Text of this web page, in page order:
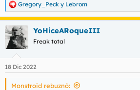
R
e
a
c
c
e
s
Gregory_Peck y Lebrom
YoHiceARoqueIII
Freak total
18 Dic 2022
Monstroid rebuznó: